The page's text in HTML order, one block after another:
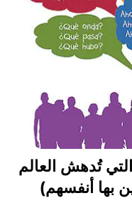
تُدهش العالم
بها أنفسهم)